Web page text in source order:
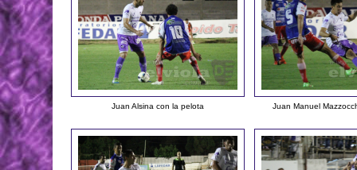
Juan Alsina con la pelota Juan Manuel